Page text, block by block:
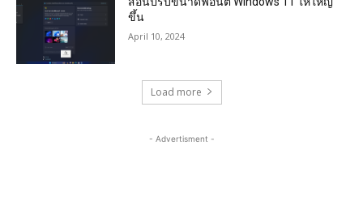
ขึ้น
April 10, 2024
Load more
- Advertisment -